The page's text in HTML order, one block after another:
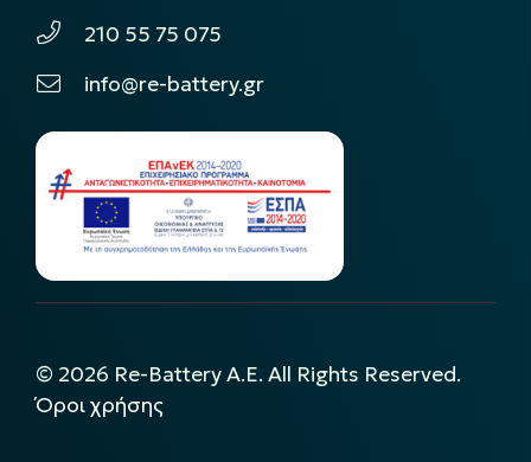
210 55 75 075
info@re-battery.gr
© 2026 Re-Battery A.E. All Rights Reserved.
Όροι χρήσης